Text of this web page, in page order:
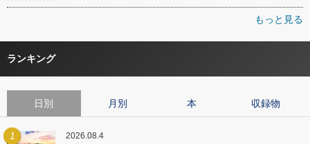
もっと見る
ランキング
日別 月別 本 収録物
1 2026.08.4